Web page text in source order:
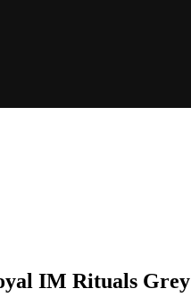
IM Rituals Grey